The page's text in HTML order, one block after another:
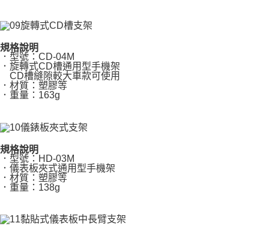
規格說明
．型號：CD-04M
．旋轉式CD槽通用型手機架
CD槽縫隙較大車款可使用
．材質：塑膠等
．重量：163g
規格說明
．型號：HD-03M
．儀表板夾式通用型手機架
．材質：塑膠等
．重量：138g